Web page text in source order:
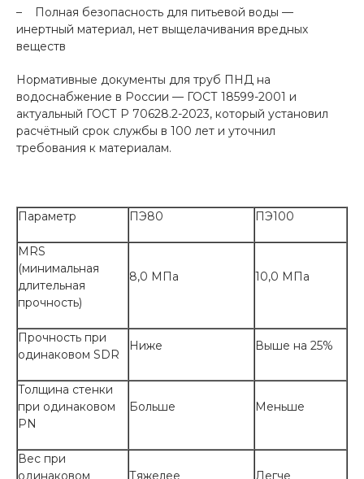
– Полная безопасность для питьевой воды —
инертный материал, нет выщелачивания вредных
веществ
Нормативные документы для труб ПНД на
водоснабжение в России — ГОСТ 18599-2001 и
актуальный ГОСТ Р 70628.2-2023, который установил
расчётный срок службы в 100 лет и уточнил
требования к материалам.
Параметр ПЭ80 ПЭ100
MRS
(минимальная
длительная
прочность)
8,0 МПа 10,0 МПа
Прочность при
одинаковом SDR
Ниже Выше на 25%
Толщина стенки
при одинаковом
PN
Больше Меньше
Вес при
одинаковом
Тяжелее Легче